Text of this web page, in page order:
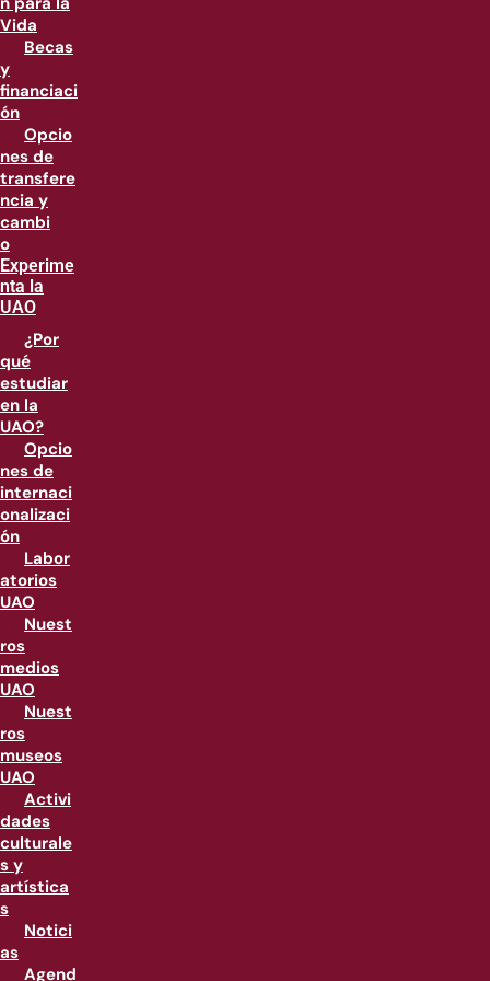
Vida
Becas
y
financiaci
ón
Opcio
nes de
transfere
ncia y
cambi
o
Experime
nta la
UAO
¿Por
qué
estudiar
en la
UAO?
Opcio
nes de
internaci
onalizaci
ón
Labor
atorios
UAO
Nuest
ros
medios
UAO
Nuest
ros
museos
UAO
Activi
dades
culturale
s y
artística
s
Notici
as
Agend